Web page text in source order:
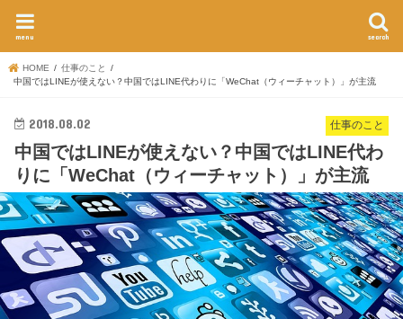
search
menu
HOME
仕事のこと
中国ではLINEが使えない？中国ではLINE代わりに「WeChat（ウィーチャット）」が主流
仕事のこと
2018.08.02
中国ではLINEが使えない？中国ではLINE代わ
りに「WeChat（ウィーチャット）」が主流